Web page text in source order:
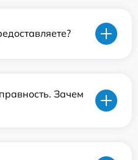
Зачем